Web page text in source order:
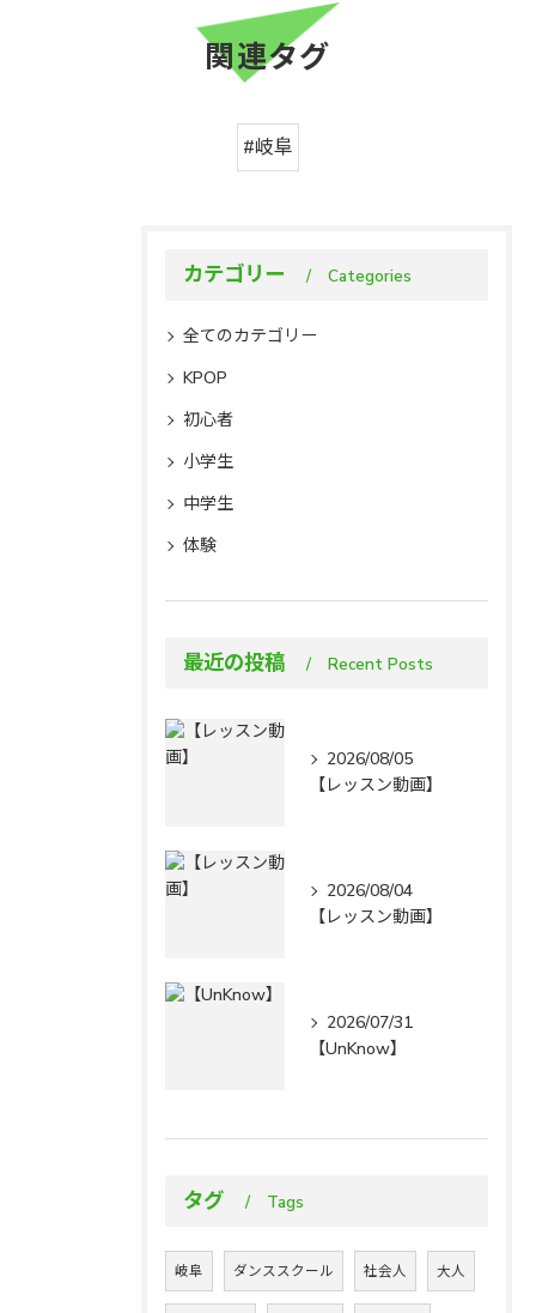
関連タグ
#岐阜
カテゴリー Categories
全てのカテゴリー
KPOP
初心者
小学生
中学生
体験
最近の投稿 Recent Posts
2026/08/05
【レッスン動画】
2026/08/04
【レッスン動画】
2026/07/31
【UnKnow】
タグ Tags
岐阜 ダンススクール 社会人 大人